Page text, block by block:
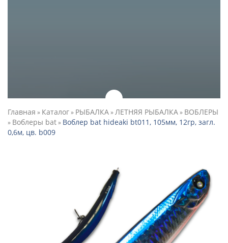
Главная » Каталог» РЫБАЛКА»ЛЕТНЯЯ РЫБАЛКА» ВОБЛЕРЫ
» Воблеры bat» Воблер bat hideaki bt011, 105мм, 12гр, загл.
0,6м, цв. b009